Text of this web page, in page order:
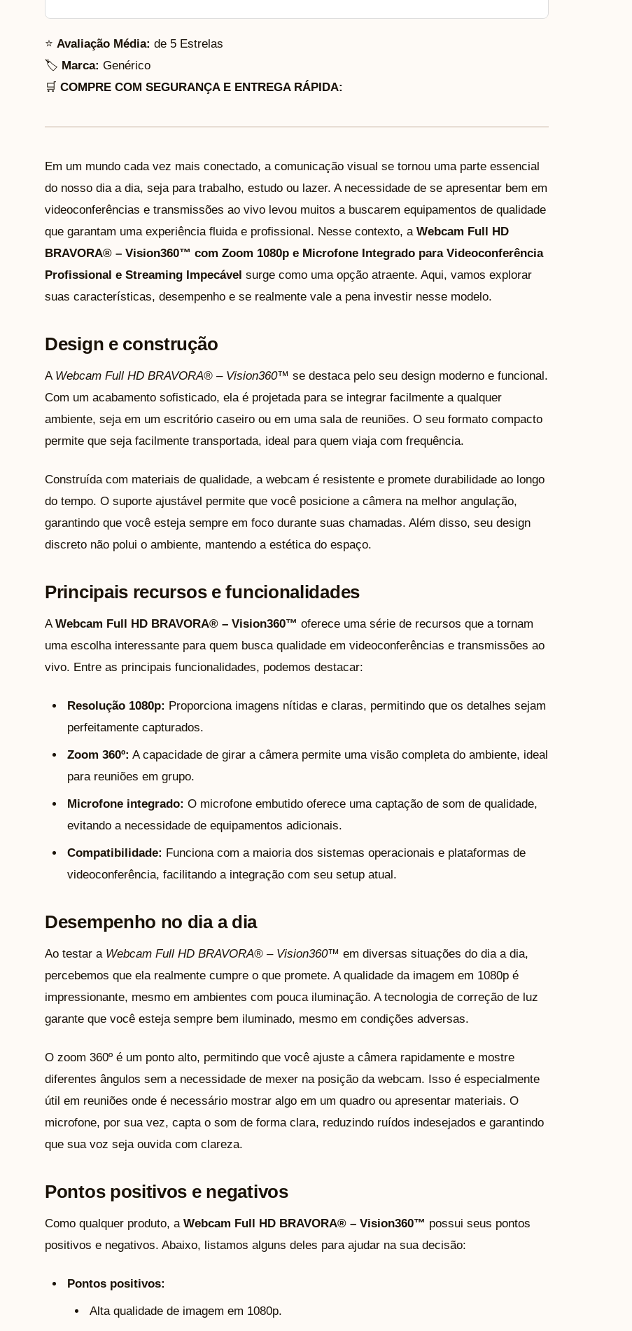
⭐ Avaliação Média: de 5 Estrelas
🏷️ Marca: Genérico
🛒 COMPRE COM SEGURANÇA E ENTREGA RÁPIDA:
Em um mundo cada vez mais conectado, a comunicação visual se tornou uma parte essencial
do nosso dia a dia, seja para trabalho, estudo ou lazer. A necessidade de se apresentar bem em
videoconferências e transmissões ao vivo levou muitos a buscarem equipamentos de qualidade
que garantam uma experiência fluida e profissional. Nesse contexto, a Webcam Full HD
BRAVORA® – Vision360™ com Zoom 1080p e Microfone Integrado para Videoconferência
Profissional e Streaming Impecável surge como uma opção atraente. Aqui, vamos explorar
suas características, desempenho e se realmente vale a pena investir nesse modelo.
Design e construção
A Webcam Full HD BRAVORA® – Vision360™ se destaca pelo seu design moderno e funcional.
Com um acabamento sofisticado, ela é projetada para se integrar facilmente a qualquer
ambiente, seja em um escritório caseiro ou em uma sala de reuniões. O seu formato compacto
permite que seja facilmente transportada, ideal para quem viaja com frequência.
Construída com materiais de qualidade, a webcam é resistente e promete durabilidade ao longo
do tempo. O suporte ajustável permite que você posicione a câmera na melhor angulação,
garantindo que você esteja sempre em foco durante suas chamadas. Além disso, seu design
discreto não polui o ambiente, mantendo a estética do espaço.
Principais recursos e funcionalidades
AWebcam Full HD BRAVORA® – Vision360™ oferece uma série de recursos que a tornam
uma escolha interessante para quem busca qualidade em videoconferências e transmissões ao
vivo. Entre as principais funcionalidades, podemos destacar:
Resolução 1080p: Proporciona imagens nítidas e claras, permitindo que os detalhes sejam
perfeitamente capturados.
Zoom 360º: A capacidade de girar a câmera permite uma visão completa do ambiente, ideal
para reuniões em grupo.
Microfone integrado: O microfone embutido oferece uma captação de som de qualidade,
evitando a necessidade de equipamentos adicionais.
Compatibilidade: Funciona com a maioria dos sistemas operacionais e plataformas de
videoconferência, facilitando a integração com seu setup atual.
Desempenho no dia a dia
Ao testar a Webcam Full HD BRAVORA® – Vision360™ em diversas situações do dia a dia,
percebemos que ela realmente cumpre o que promete. A qualidade da imagem em 1080p é
impressionante, mesmo em ambientes com pouca iluminação. A tecnologia de correção de luz
garante que você esteja sempre bem iluminado, mesmo em condições adversas.
O zoom 360º é um ponto alto, permitindo que você ajuste a câmera rapidamente e mostre
diferentes ângulos sem a necessidade de mexer na posição da webcam. Isso é especialmente
útil em reuniões onde é necessário mostrar algo em um quadro ou apresentar materiais. O
microfone, por sua vez, capta o som de forma clara, reduzindo ruídos indesejados e garantindo
que sua voz seja ouvida com clareza.
Pontos positivos e negativos
Como qualquer produto, a Webcam Full HD BRAVORA® – Vision360™ possui seus pontos
positivos e negativos. Abaixo, listamos alguns deles para ajudar na sua decisão:
Pontos positivos:
Alta qualidade de imagem em 1080p.